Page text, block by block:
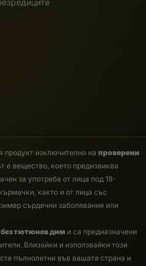
продукт изключително на проверени
е вещество, което предизвиква
за употреба от лица под 18-
както и от лица със
сърдечни заболявания или
тютюнев дим и са предназначени
Влизайки и използвайки този
пълнолетни във вашата страна и